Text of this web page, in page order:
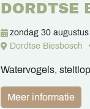
DORDTSE
zondag 30
Dordtse Biesbosch
Watervogels,
Meer informatie